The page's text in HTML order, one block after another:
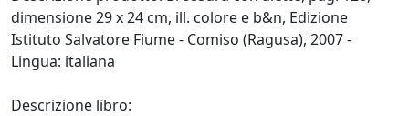
dimensione 29 x 24 cm, ill. colore e b&n, Edizione
Istituto Salvatore Fiume - Comiso (Ragusa), 2007 -
Lingua: italiana
Descrizione libro: